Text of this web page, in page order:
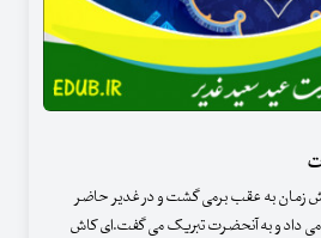
زمان به عقب برمی گشت و در غدیر حاضر
داد و به آنحضرت تبریک می گفت.ای کاش